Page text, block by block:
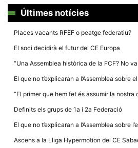
Últimes notícies
Places vacants RFEF o peatge federatiu?
El soci decidirà el futur del CE Europa
“Una Assemblea històrica de la FCF? No
El que no t’explicaran a l’Assemblea sobre
“El primer que hem fet és assumir la nostra
Definits els grups de 1a i 2a Federació
El que no t’explicaran a l’Assemblea sobre
Ascens a la Lliga Hypermotion del CE